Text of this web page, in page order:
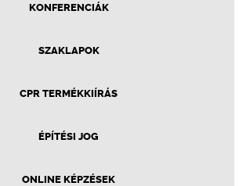
KONFERENCIÁK
SZAKLAPOK
CPR TERMÉKKIÍRÁS
ÉPÍTÉSI JOG
ONLINE KÉPZÉSEK